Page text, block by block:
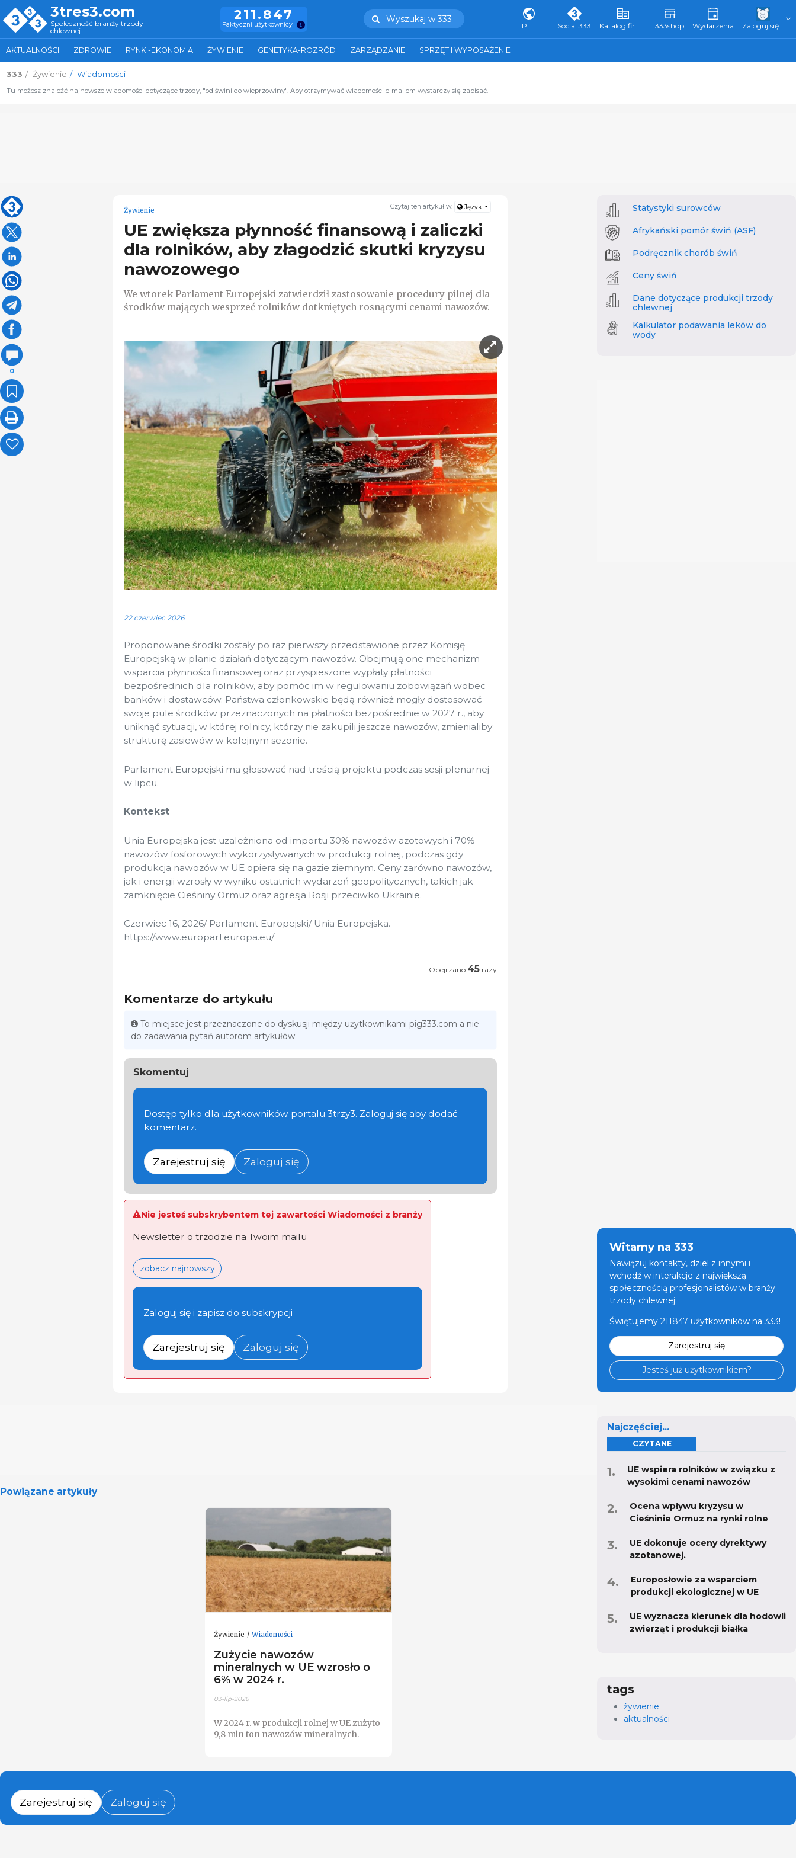
3tres3.com
Społeczność branży trzody
chlewnej
211.847
Faktyczni użytkownicy
Wyszukaj w 333
PL Social 333 Katalog firm 333 333shop Wydarzenia Zaloguj się
AKTUALNOŚCI ZDROWIE RYNKI-EKONOMIA ŻYWIENIE GENETYKA-ROZRÓD ZARZĄDZANIE SPRZĘT I WYPOSAŻENIE
333 Żywienie Wiadomości
Tu możesz znaleźć najnowsze wiadomości dotyczące trzody, "od świni do wieprzowiny". Aby otrzymywać wiadomości e-mailem wystarczy się zapisać.
0
Czytaj ten artykuł w: Język
Żywienie
UE zwiększa płynność finansową i zaliczki
dla rolników, aby złagodzić skutki kryzysu
nawozowego
We wtorek Parlament Europejski zatwierdził zastosowanie procedury pilnej dla
środków mających wesprzeć rolników dotkniętych rosnącymi cenami nawozów.
22 czerwiec 2026
Proponowane środki zostały po raz pierwszy przedstawione przez Komisję
Europejską w planie działań dotyczącym nawozów. Obejmują one mechanizm
wsparcia płynności finansowej oraz przyspieszone wypłaty płatności
bezpośrednich dla rolników, aby pomóc im w regulowaniu zobowiązań wobec
banków i dostawców. Państwa członkowskie będą również mogły dostosować
swoje pule środków przeznaczonych na płatności bezpośrednie w 2027 r., aby
uniknąć sytuacji, w której rolnicy, którzy nie zakupili jeszcze nawozów, zmienialiby
strukturę zasiewów w kolejnym sezonie.
Parlament Europejski ma głosować nad treścią projektu podczas sesji plenarnej
w lipcu.
Kontekst
Unia Europejska jest uzależniona od importu 30% nawozów azotowych i 70%
nawozów fosforowych wykorzystywanych w produkcji rolnej, podczas gdy
produkcja nawozów w UE opiera się na gazie ziemnym. Ceny zarówno nawozów,
jak i energii wzrosły w wyniku ostatnich wydarzeń geopolitycznych, takich jak
zamknięcie Cieśniny Ormuz oraz agresja Rosji przeciwko Ukrainie.
Czerwiec 16, 2026/ Parlament Europejski/ Unia Europejska.
https://www.europarl.europa.eu/
Obejrzano 45 razy
Komentarze do artykułu
To miejsce jest przeznaczone do dyskusji między użytkownikami pig333.com a nie
do zadawania pytań autorom artykułów
Skomentuj
Dostęp tylko dla użytkowników portalu 3trzy3. Zaloguj się aby dodać
komentarz.
Zarejestruj się Zaloguj się
Nie jesteś subskrybentem tej zawartości Wiadomości z branży
Newsletter o trzodzie na Twoim mailu
zobacz najnowszy
Zaloguj się i zapisz do subskrypcji
Zarejestruj się Zaloguj się
Powiązane artykuły
Żywienie Wiadomości
Zużycie nawozów
mineralnych w UE wzrosło o
6% w 2024 r.
03-lip-2026
W 2024 r. w produkcji rolnej w UE zużyto
9,8 mln ton nawozów mineralnych.
Statystyki surowców
Afrykański pomór świń (ASF)
Podręcznik chorób świń
Ceny świń
Dane dotyczące produkcji trzody
chlewnej
Kalkulator podawania leków do
wody
Witamy na 333
Nawiązuj kontakty, dziel z innymi i
wchodź w interakcje z największą
społecznością profesjonalistów w branży
trzody chlewnej.
Świętujemy 211847 użytkowników na 333!
Zarejestruj się
Jesteś już użytkownikiem?
Najczęściej...
CZYTANE
UE wspiera rolników w związku z
wysokimi cenami nawozów
Ocena wpływu kryzysu w
Cieśninie Ormuz na rynki rolne
UE dokonuje oceny dyrektywy
azotanowej.
Europosłowie za wsparciem
produkcji ekologicznej w UE
UE wyznacza kierunek dla hodowli
zwierząt i produkcji białka
tags
żywienie
aktualności
Zarejestruj się Zaloguj się